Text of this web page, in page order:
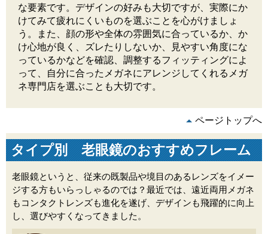
な要素です。デザインの好みも大切ですが、実際にか
けてみて疲れにくいものを選ぶことを心がけましょ
う。また、顔の形や全体の雰囲気に合っているか、か
け心地が良く、ズレたりしないか、見やすい角度にな
っているかなどを確認、調整するフィッティングによ
って、自分に合ったメガネにアレンジしてくれるメガ
ネ専門店を選ぶことも大切です。
ページトップへ
タイプ別 老眼鏡のおすすめフレーム
老眼鏡というと、従来の既製品や境目のあるレンズをイメー
ジする方もいらっしゃるのでは？最近では、遠近両用メガネ
もコンタクトレンズも進化を遂げ、デザインも飛躍的に向上
し、選びやすくなってきました。